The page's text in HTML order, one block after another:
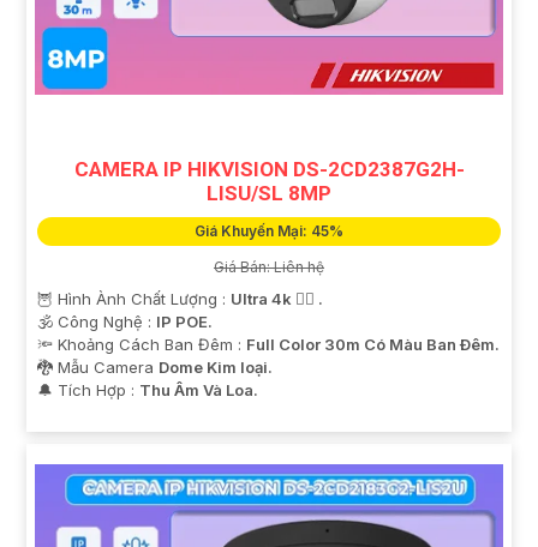
CAMERA IP HIKVISION DS-2CD2387G2H-
LISU/SL 8MP
Giá Khuyến Mại: 45%
Giá Bán: Liên hệ
🦉 Hình Ành Chất Lượng : Ultra 4k 👍🏾 .
🕉️ Công Nghệ : IP POE.
🔦 Khoảng Cách Ban Đêm : Full Color 30m Có Màu Ban Ðêm.
🐉️ Mẫu Camera Dome Kim loại.
️🔔 Tích Hợp : Thu Âm Và Loa.